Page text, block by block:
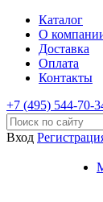
Каталог
О
Доставка
Оплата
Контакты
+7 (495) 544-70-
Вход